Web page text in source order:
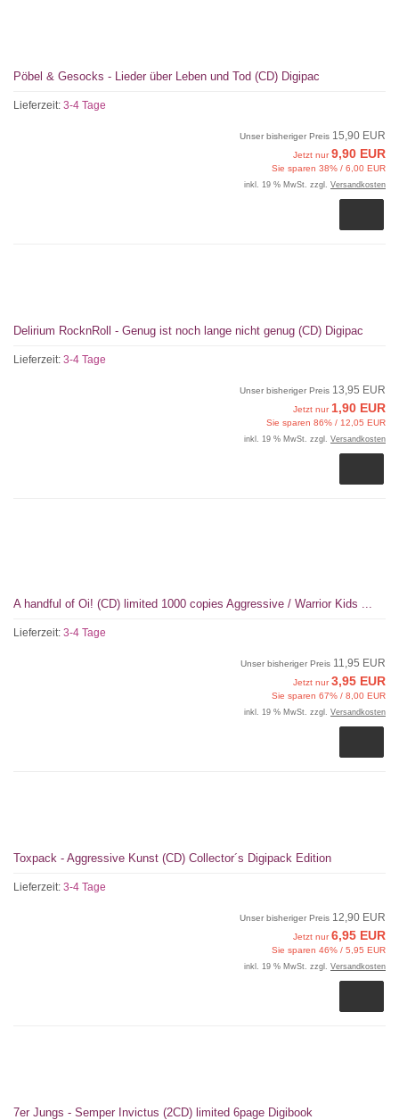
Pöbel & Gesocks - Lieder über Leben und Tod (CD) Digipac
Lieferzeit: 3-4 Tage
Unser bisheriger Preis 15,90 EUR
Jetzt nur9,90 EUR
Sie sparen 38% / 6,00 EUR
inkl. 19 % MwSt. zzgl. Versandkosten
Delirium RocknRoll - Genug ist noch lange nicht genug (CD) Digipac
Lieferzeit: 3-4 Tage
Unser bisheriger Preis 13,95 EUR
Jetzt nur 1,90 EUR
Sie sparen 86% / 12,05 EUR
inkl. 19 % MwSt. zzgl. Versandkosten
A handful of Oi! (CD) limited 1000 copies Aggressive / Warrior Kids ...
Lieferzeit: 3-4 Tage
Unser bisheriger Preis 11,95 EUR
Jetzt nur3,95 EUR
Sie sparen 67% / 8,00 EUR
inkl. 19 % MwSt. zzgl. Versandkosten
Toxpack - Aggressive Kunst (CD) Collector´s Digipack Edition
Lieferzeit: 3-4 Tage
Unser bisheriger Preis 12,90 EUR
Jetzt nur6,95 EUR
Sie sparen 46% / 5,95 EUR
inkl. 19 % MwSt. zzgl. Versandkosten
7er Jungs - Semper Invictus (2CD) limited 6page Digibook